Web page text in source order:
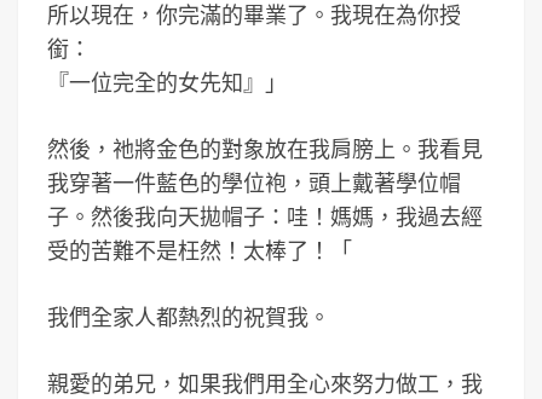
所以現在，你完滿的畢業了。我現在為你授
銜：
『一位完全的女先知』」
然後，祂將金色的對象放在我肩膀上。我看見
我穿著一件藍色的學位袍，頭上戴著學位帽
子。然後我向天拋帽子：哇！媽媽，我過去經
受的苦難不是枉然！太棒了！「
我們全家人都熱烈的祝賀我。
親愛的弟兄，如果我們用全心來努力做工，我